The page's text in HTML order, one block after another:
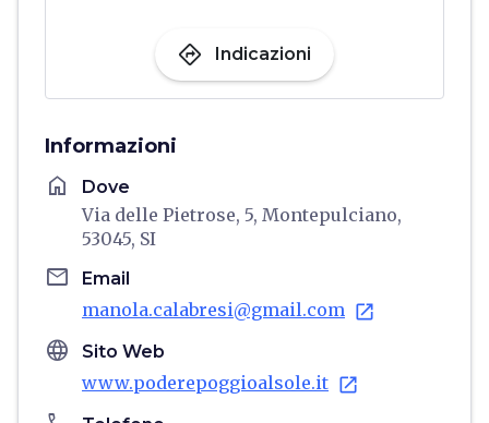
directions Indicazioni
Informazioni
home Dove
Via delle Pietrose, 5, Montepulciano,
53045, SI
email Email
manola.calabresi@gmail.com open_in_new
language Sito Web
www.poderepoggioalsole.it open_in_new